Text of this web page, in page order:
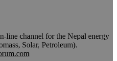
line channel for the Nepal energy
Solar, Petroleum).